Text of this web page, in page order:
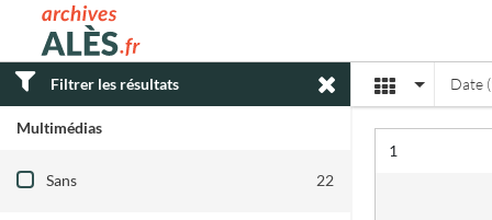
Archives municipales d'Alès
Filtrer les résultats
Multimédias
Filtre les résultats par : Multimédias
Sans 22
AffichageDate
Résultat n°
1